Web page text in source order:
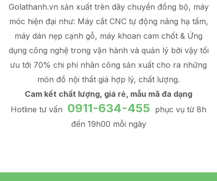
Golathanh.vn sản xuất trên dây chuyền đồng bộ, máy
móc hiện đại như: Máy cắt CNC tự động nâng hạ tấm,
máy dán nẹp cạnh gỗ, máy khoan cam chốt & Ứng
dụng công nghệ trong vận hành và quản lý bởi vậy tối
ưu tới 70% chi phí nhân công sản xuất cho ra những
món đồ nội thất giá hợp lý, chất lượng.
Cam kết chất lượng, giá rẻ, mẫu mã đa dạng
Hotline tư vấn 0911-634-455 phục vụ từ 8h
đến 19h00 mỗi ngày